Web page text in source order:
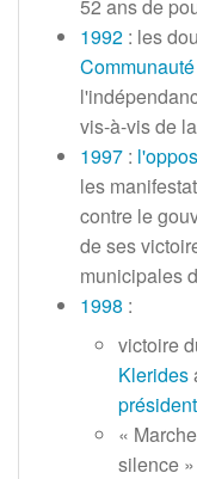
52 ansde
1992 : les
vis-à-vis de
1997 :
les
contre le
de ses
municipales
1998 :
victoire
Klerides
«
silence